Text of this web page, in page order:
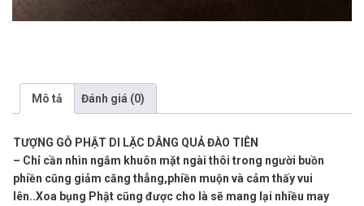
Mô tả Đánh giá (0)
TƯỢNG GỖ PHẬT DI LẶC DÂNG QUẢ ĐÀO TIÊN
– Chỉ cần nhìn ngắm khuôn mặt ngài thôi trong người buồn
phiền cũng giảm căng thẳng,phiền muộn và cảm thấy vui
lên..Xoa bụng Phật cũng được cho là sẽ mang lại nhiều may